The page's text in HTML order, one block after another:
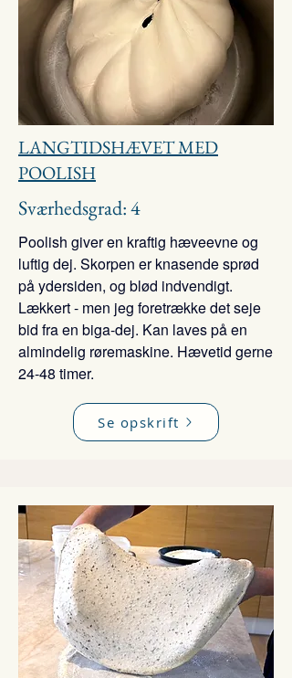
LANGTIDSHÆVET MED
POOLISH
Sværhedsgrad: 4
Poolish giver en kraftig hæveevne og
luftig dej. Skorpen er knasende sprød
på ydersiden, og blød indvendigt.
Lækkert - men jeg foretrække det seje
bid fra en biga-dej. Kan laves på en
almindelig røremaskine. Hævetid gerne
24-48 timer.
Se opskrift